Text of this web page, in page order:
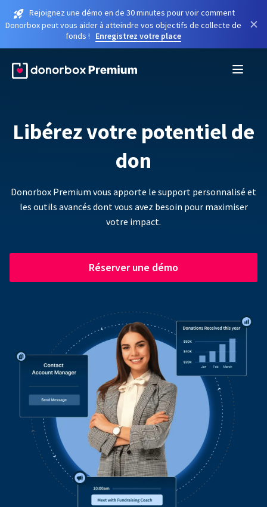
Rejoignez une démo en de 30 minutes pour voir comment
Donorbox peut vous aider à atteindre vos objectifs de collecte de
fonds !
Enregistrez votre place
×
Libérez votre potentiel de
don
Donorbox Premium vous apporte le support personnalisé et
les outils avancés dont vous avez besoin pour maximiser
votre impact.
Réserver une démo